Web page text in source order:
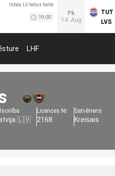
Inbox.LV ledus halle
19:00
Pk
14. Aug
TUT
LVS
LHF
🇱🇻
Licences Nr.
2168
Satvēriens
Kreisais